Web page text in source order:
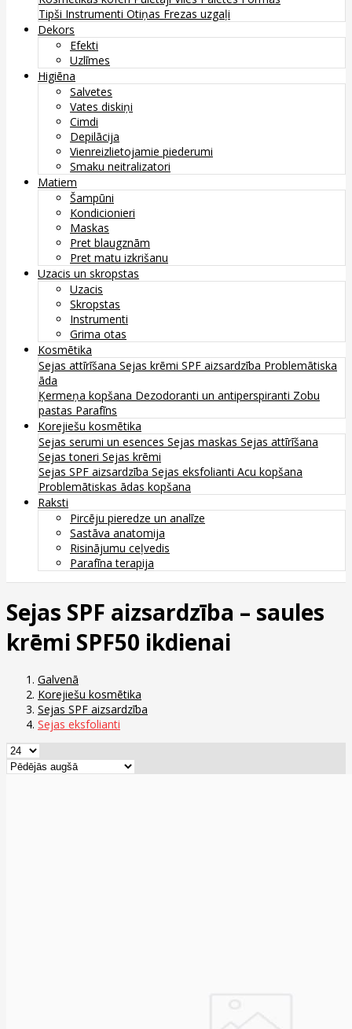
Tipši Instrumenti Otiņas Frezas uzgaļi
Dekors
Efekti
Uzlīmes
Higiēna
Salvetes
Vates diskiņi
Cimdi
Depilācija
Vienreizlietojamie piederumi
Smaku neitralizatori
Matiem
Šampūni
Kondicionieri
Maskas
Pret blaugznām
Pret matu izkrišanu
Uzacis un skropstas
Uzacis
Skropstas
Instrumenti
Grima otas
Kosmētika
Sejas attīrīšana Sejas krēmi SPF aizsardzība Problemātiska
āda
Ķermeņa kopšana Dezodoranti un antiperspiranti Zobu
pastas Parafīns
Korejiešu kosmētika
Sejas serumi un esences Sejas maskas Sejas attīrīšana
Sejas toneri Sejas krēmi
Sejas SPF aizsardzība Sejas eksfolianti Acu kopšana
Problemātiskas ādas kopšana
Raksti
Pircēju pieredze un analīze
Sastāva anatomija
Risinājumu ceļvedis
Parafīna terapija
Sejas SPF aizsardzība – saules
krēmi SPF50 ikdienai
Galvenā
Korejiešu kosmētika
Sejas SPF aizsardzība
Sejas eksfolianti